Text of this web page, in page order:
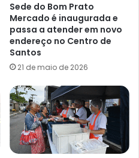
Sede do Bom Prato
Mercado é inaugurada e
passa a atender em novo
endereço no Centro de
Santos
21 de maio de 2026